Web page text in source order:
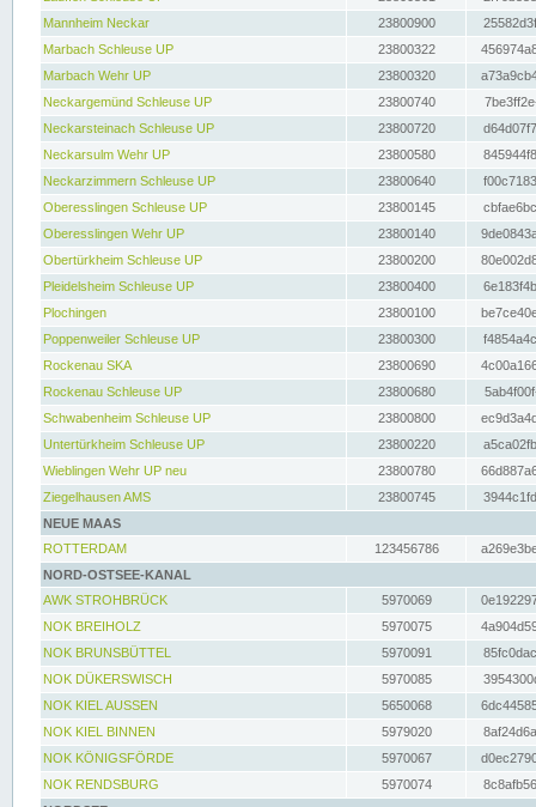
Mannheim Neckar
23800900
Marbach Schleuse UP
23800322
Marbach Wehr UP
23800320
Neckargemünd Schleuse UP
23800740
Neckarsteinach Schleuse UP
23800720
Neckarsulm Wehr UP
23800580
Neckarzimmern Schleuse UP
23800640
Oberesslingen Schleuse UP
23800145
Oberesslingen Wehr UP
23800140
Obertürkheim Schleuse UP
23800200
Pleidelsheim Schleuse UP
23800400
Plochingen
23800100
Poppenweiler Schleuse UP
23800300
Rockenau SKA
23800690
Rockenau Schleuse UP
23800680
Schwabenheim Schleuse UP
23800800
Untertürkheim Schleuse UP
23800220
Wieblingen Wehr UP neu
23800780
Ziegelhausen AMS
23800745
NEUE MAAS
ROTTERDAM
123456786
NORD-OSTSEE-KANAL
AWK STROHBRÜCK
5970069
NOK BREIHOLZ
5970075
NOK BRUNSBÜTTEL
5970091
NOK DÜKERSWISCH
5970085
NOK KIEL AUSSEN
5650068
NOK KIEL BINNEN
5979020
NOK KÖNIGSFÖRDE
5970067
NOK RENDSBURG
5970074